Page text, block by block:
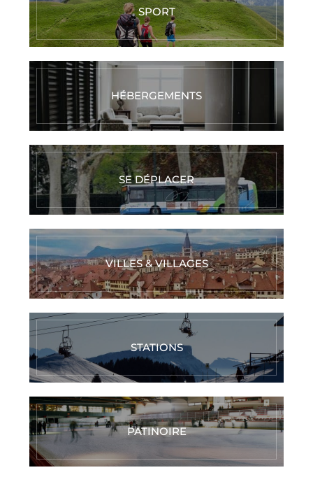
SPORT
HÉBERGEMENTS
SE DÉPLACER
VILLES & VILLAGES
STATIONS
PATINOIRE